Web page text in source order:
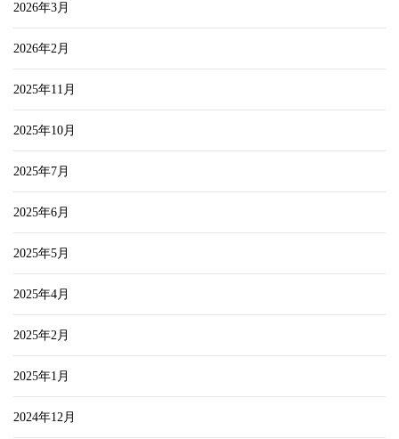
2026年3月
2026年2月
2025年11月
2025年10月
2025年7月
2025年6月
2025年5月
2025年4月
2025年2月
2025年1月
2024年12月